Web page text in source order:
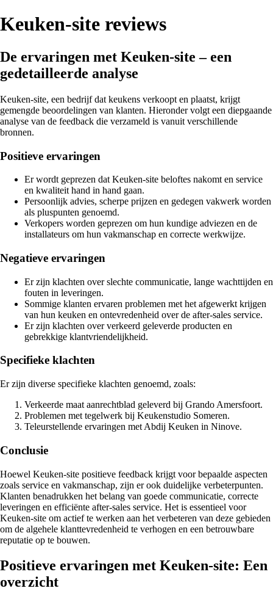
Keuken-site reviews
De ervaringen met Keuken-site – een
gedetailleerde analyse
Keuken-site, een bedrijf dat keukens verkoopt en plaatst, krijgt
gemengde beoordelingen van klanten. Hieronder volgt een diepgaande
analyse van de feedback die verzameld is vanuit verschillende
bronnen.
Positieve ervaringen
Er wordt geprezen dat Keuken-site beloftes nakomt en service
en kwaliteit hand in hand gaan.
Persoonlijk advies, scherpe prijzen en gedegen vakwerk worden
als pluspunten genoemd.
Verkopers worden geprezen om hun kundige adviezen en de
installateurs om hun vakmanschap en correcte werkwijze.
Negatieve ervaringen
Er zijn klachten over slechte communicatie, lange wachttijden en
fouten in leveringen.
Sommige klanten ervaren problemen met het afgewerkt krijgen
van hun keuken en ontevredenheid over de after-sales service.
Er zijn klachten over verkeerd geleverde producten en
gebrekkige klantvriendelijkheid.
Specifieke klachten
Er zijn diverse specifieke klachten genoemd, zoals:
Verkeerde maat aanrechtblad geleverd bij Grando Amersfoort.
Problemen met tegelwerk bij Keukenstudio Someren.
Teleurstellende ervaringen met Abdij Keuken in Ninove.
Conclusie
Hoewel Keuken-site positieve feedback krijgt voor bepaalde aspecten
zoals service en vakmanschap, zijn er ook duidelijke verbeterpunten.
Klanten benadrukken het belang van goede communicatie, correcte
leveringen en efficiënte after-sales service. Het is essentieel voor
Keuken-site om actief te werken aan het verbeteren van deze gebieden
om de algehele klanttevredenheid te verhogen en een betrouwbare
reputatie op te bouwen.
Positieve ervaringen met Keuken-site: Een
overzicht